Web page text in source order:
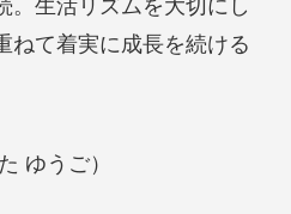
。生活リズムを大切にし
ねて着実に成長を続ける
ゆうご）